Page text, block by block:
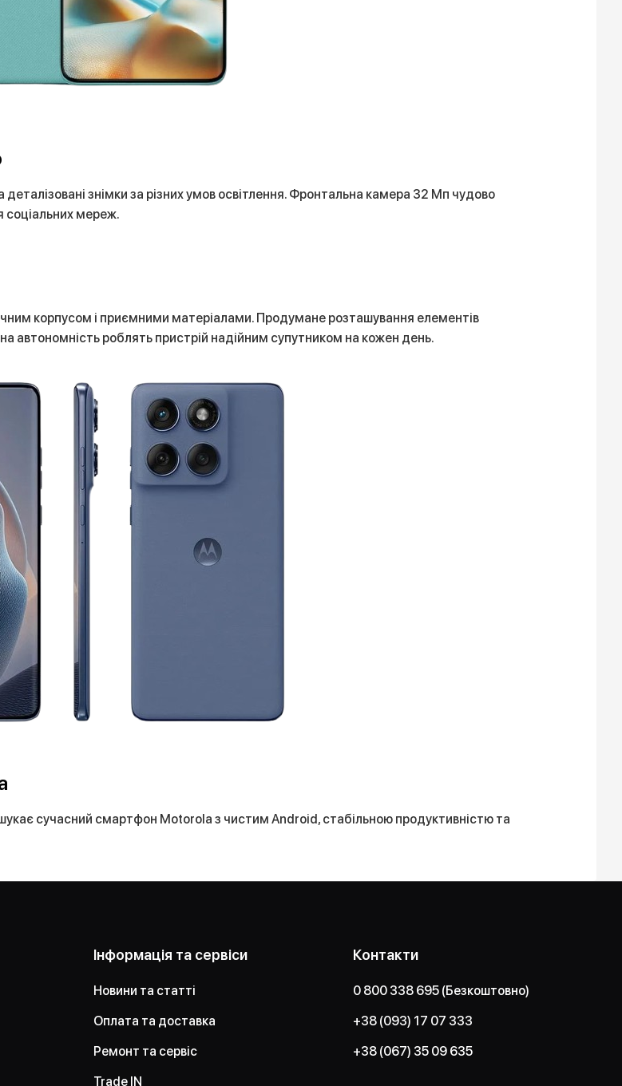
знімки за різних умов освітлення. Фронтальна камера 32 Мп чудово
соціальних мереж.
корпусом і приємними матеріалами. Продумане розташування елементів
автономність роблять пристрій надійним супутником на кожен день.
сучасний смартфон Motorola з чистим Android, стабільною продуктивністю та
Інформація та сервіси
Новини та статті
Оплата та доставка
Ремонт та сервіс
Trade IN
Контакти
0 800 338 695 (Безкоштовно)
+38 (093) 17 07 333
+38 (067) 35 09 635